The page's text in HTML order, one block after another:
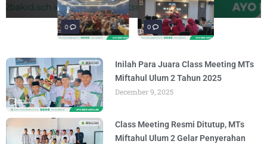
penguatan materi "Re-Branding
BY ADMIN AUGUST 5, 2026
materi Literasi Digital yang
BY ADMIN AUGUST 5, 2026
Madrasah" pada
ADMIN AUGUST 4, 2026
Keagamaan
ADMIN AUGUST 3, 2026
Literasi, para siswa mengikuti latihan
BY ADMIN AUGUST 1, 2026
penguatan materi bertajuk "Praktik Baik
BY ADMIN AUGUST 6, 2026
penguatan materi "Re-Branding
BY ADMIN AUGUST 5, 2026
materi Literasi Digital yang
BY ADMIN AUGUST 5, 2026
0 0
Inilah Para Juara Class Meeting MTs
Miftahul Ulum 2 Tahun 2025
December 9, 2025
Class Meeting Resmi Ditutup, MTs
Miftahul Ulum 2 Gelar Penyerahan